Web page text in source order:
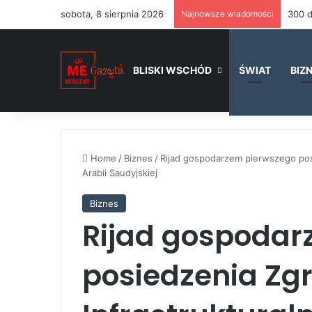
sobota, 8 sierpnia 2026 Najnowsze wiadomości
BLISKI WSCHÓD ŚWIAT
Home / Biznes / Rijad gospodarzem pierwszego
Arabii Saudyjskiej
Biznes
Rijad
posiedzenia